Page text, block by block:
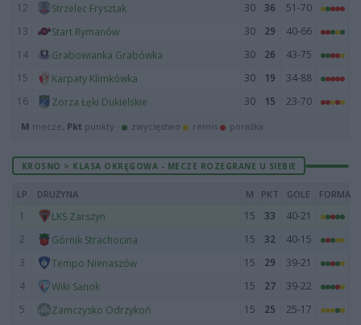
12
Strzelec Frysztak 30 36
51-70
13
Start Rymanów 30 29
40-66
14
Grabowianka Grabówka 30 26
43-75
15
Karpaty Klimkówka 30 19
34-88
16
Zorza Łęki Dukielskie 30 15 23-70
M mecze, Pkt punkty · zwycięstwo remis porażka
KROSNO > KLASA OKRĘGOWA - MECZE ROZEGRANE U SIEBIE
LP DRUŻYNA M PKT GOLE FORMA
1 LKS Zarszyn 15 33
40-21
2
Górnik Strachocina 15 32
40-15
3
Tempo Nienaszów 15 29
39-21
4
Wiki Sanok 15 27
39-22
5
Zamczysko Odrzykoń 15 25
25-17